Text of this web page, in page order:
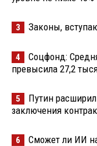
3 Законы,
4
Соцфонд:
превысила 27,2
5
Путин
заключения
6 Сможет ли ИИ